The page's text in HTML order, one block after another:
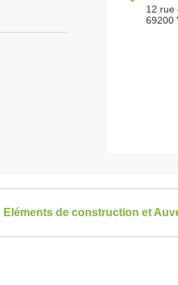
12 rue
69200
de construction et